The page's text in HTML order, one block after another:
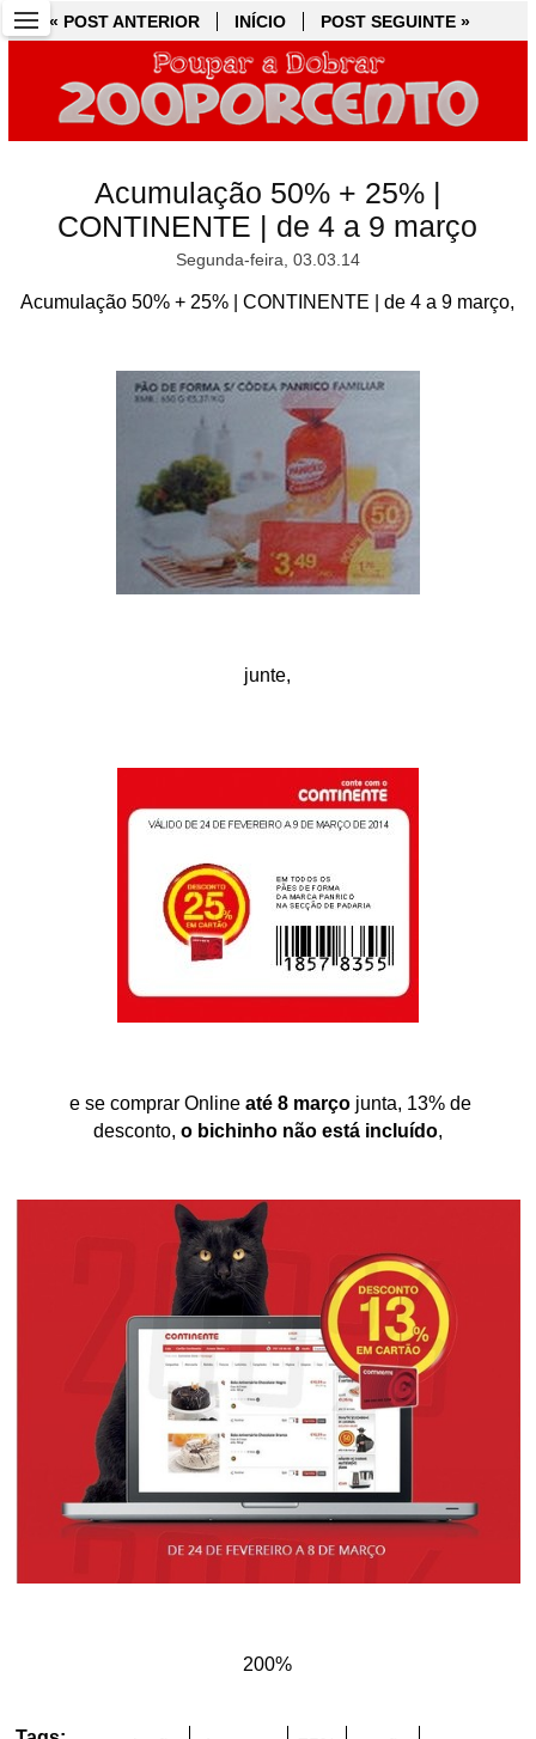
« POST ANTERIOR INÍCIO POST SEGUINTE »
Acumulação 50% + 25% |
CONTINENTE | de 4 a 9 março
Segunda-feira, 03.03.14
Acumulação 50% + 25% | CONTINENTE | de 4 a 9 março,
junte,
e se comprar Online até 8 marçojunta, 13% de
desconto, o bichinho não está incluído,
200%
« POST ANTERIOR INÍCIO POST SEGUINTE »